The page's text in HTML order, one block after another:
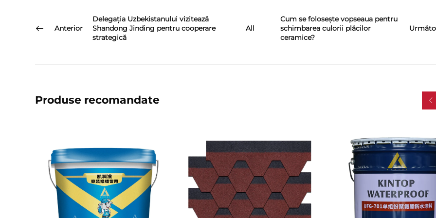
Anterior
Delegația Uzbekistanului vizitează
Shandong Jinding pentru cooperare
strategică
All
Cum se folosește vopseaua pentru
schimbarea culorii plăcilor
ceramice?
Produse recomandate